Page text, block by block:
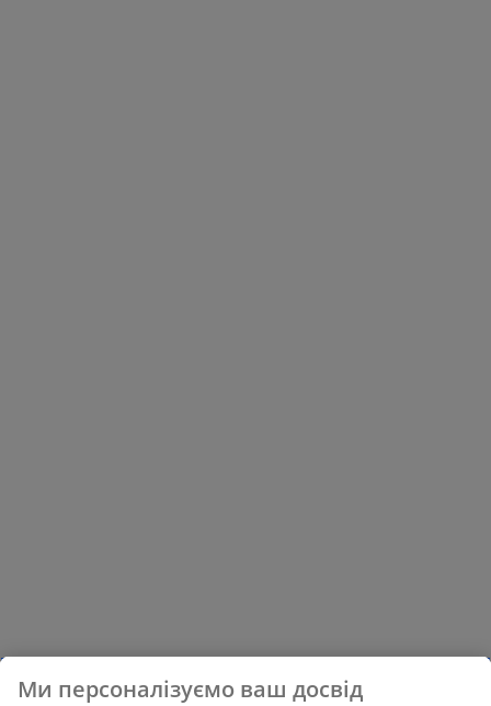
Ми персоналізуємо ваш досвід